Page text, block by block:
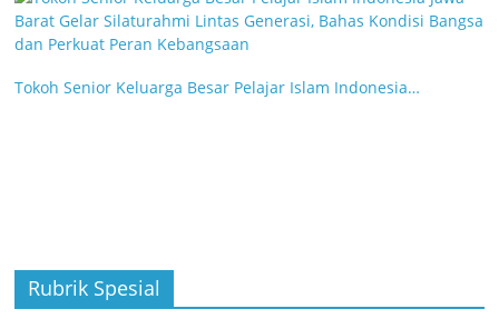
Tokoh Senior Keluarga Besar Pelajar Islam Indonesia…
Rubrik Spesial